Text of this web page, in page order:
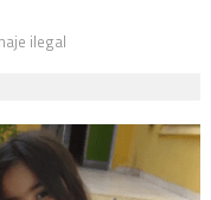
ilegal